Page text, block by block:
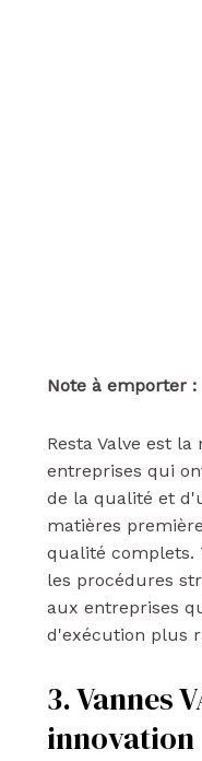
Note à emporter :
Resta Valve est
entreprises qui
de la qualité et
matières
qualité complets.
les procédures
aux entreprises
d'exécution plus
3. Vannes
innovation